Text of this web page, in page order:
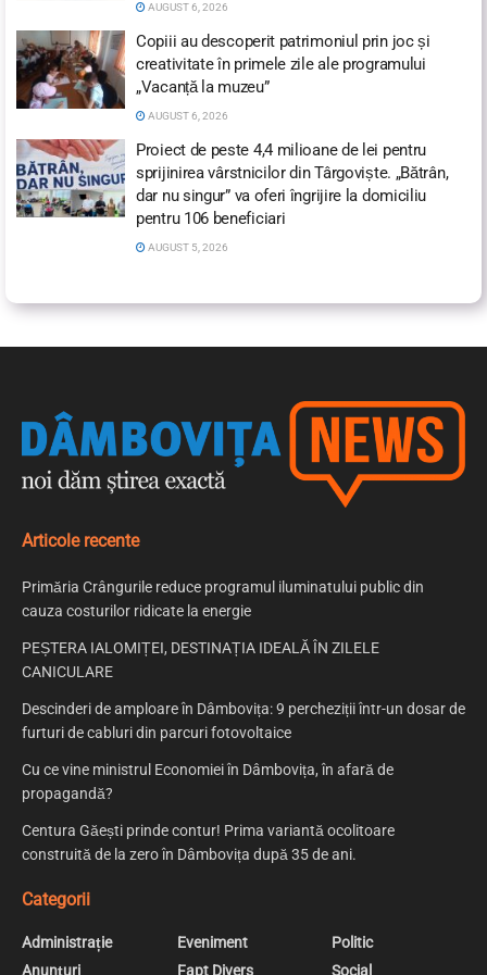
AUGUST 6, 2026
Copiii au descoperit patrimoniul prin joc și
creativitate în primele zile ale programului
„Vacanță la muzeu”
AUGUST 6, 2026
Proiect de peste 4,4 milioane de lei pentru
sprijinirea vârstnicilor din Târgoviște. „Bătrân,
dar nu singur” va oferi îngrijire la domiciliu
pentru 106 beneficiari
AUGUST 5, 2026
Articole recente
Primăria Crângurile reduce programul iluminatului public din
cauza costurilor ridicate la energie
PEȘTERA IALOMIȚEI, DESTINAȚIA IDEALĂ ÎN ZILELE
CANICULARE
Descinderi de amploare în Dâmbovița: 9 percheziții într-un dosar de
furturi de cabluri din parcuri fotovoltaice
Cu ce vine ministrul Economiei în Dâmbovița, în afară de
propagandă?
Centura Găești prinde contur! Prima variantă ocolitoare
construită de la zero în Dâmbovița după 35 de ani.
Categorii
Administrație
Anunțuri
Eveniment
Fapt Divers
Politic
Social